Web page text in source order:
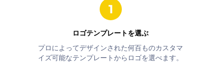
ロゴテンプレートを選ぶ
プロによってデザインされた何百ものカスタマ
イズ可能なテンプレートからロゴを選べます。